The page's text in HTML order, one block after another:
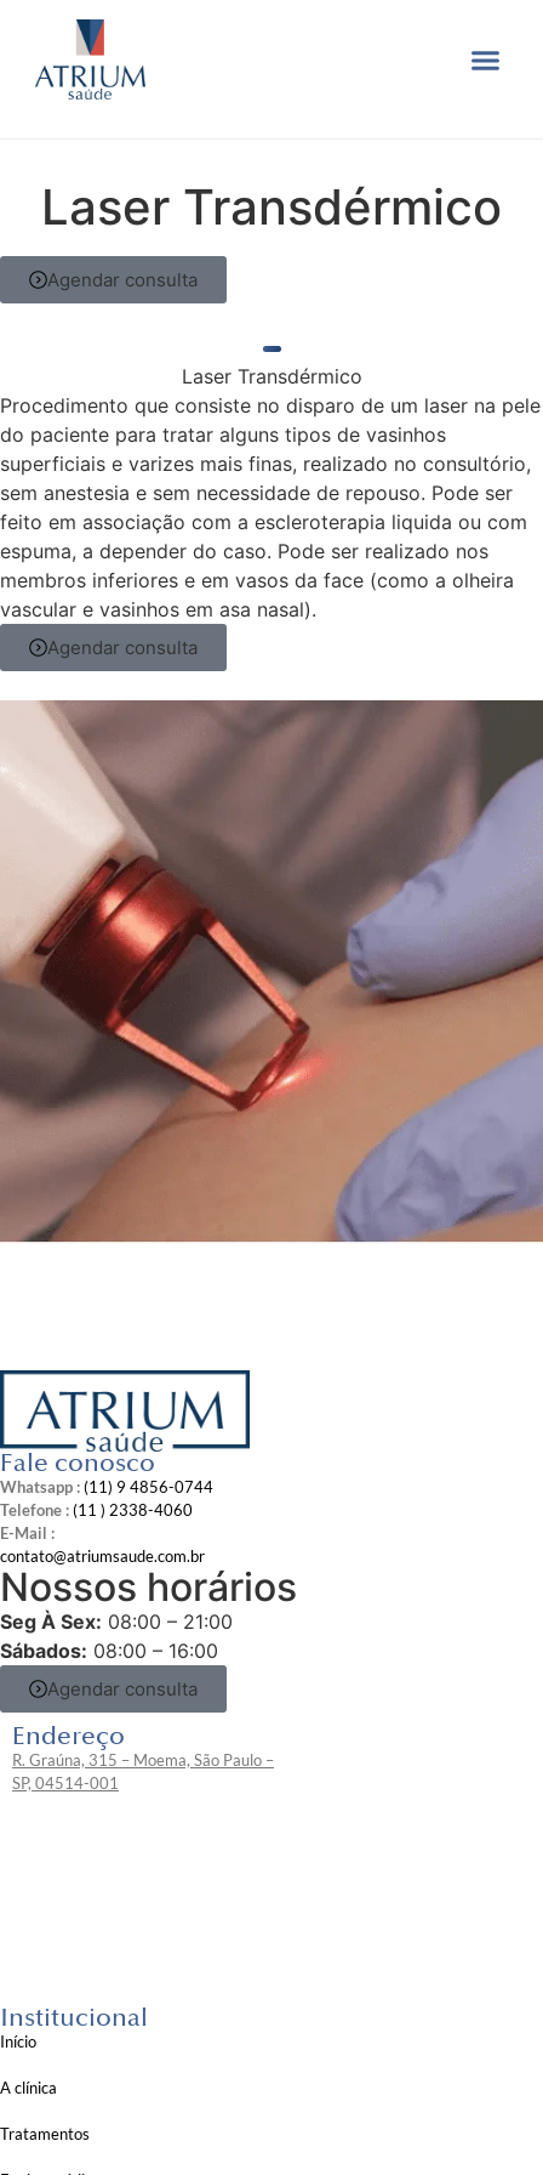
Laser Transdérmico
Agendar consulta
Laser Transdérmico
Procedimento que consiste no disparo de um laser na pele
do paciente para tratar alguns tipos de vasinhos
superficiais e varizes mais finas, realizado no consultório,
sem anestesia e sem necessidade de repouso. Pode ser
feito em associação com a escleroterapia liquida ou com
espuma, a depender do caso. Pode ser realizado nos
membros inferiores e em vasos da face (como a olheira
vascular e vasinhos em asa nasal).
Agendar consulta
Fale conosco
Whatsapp :(11) 9 4856-0744
Telefone :(11 ) 2338-4060
E-Mail :
contato@atriumsaude.com.br
Nossos horários
Seg À Sex: 08:00 – 21:00
Sábados: 08:00 – 16:00
Agendar consulta
Endereço
R. Graúna, 315 – Moema, São Paulo –
SP, 04514-001
Institucional
Início
A clínica
Tratamentos